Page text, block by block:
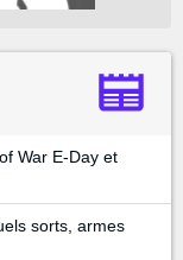
War E-Day et
sorts, armes